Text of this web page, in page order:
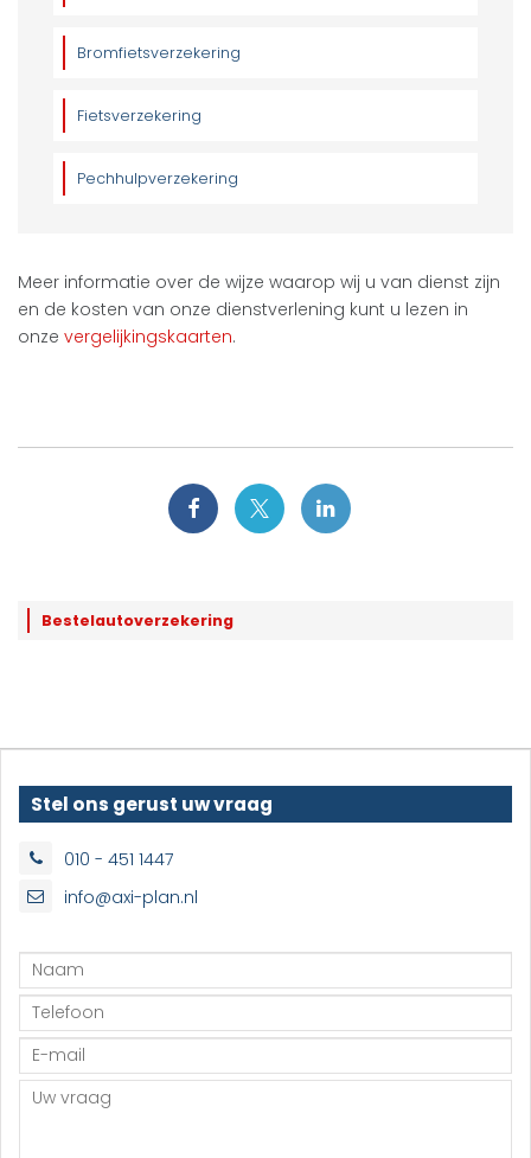
Bromfietsverzekering
Fietsverzekering
Pechhulpverzekering
Meer informatie over de wijze waarop wij u van dienst zijn
en de kosten van onze dienstverlening kunt u lezen in
onze vergelijkingskaarten.
Bestelautoverzekering
Stel ons gerust uw vraag
010 - 451 1447
info@axi-plan.nl